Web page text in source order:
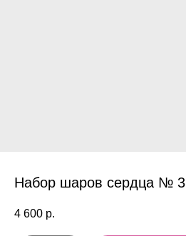
Набор шаров сердца № 3
4 600 р.